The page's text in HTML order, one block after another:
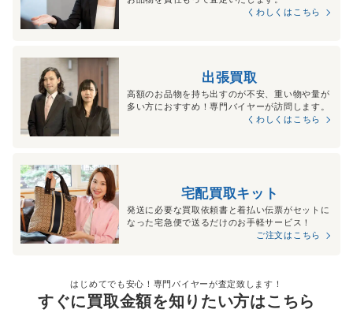
くわしくはこちら
出張買取
高額のお品物を持ち出すのが不安、重い物や量が
多い方におすすめ！専門バイヤーが訪問します。
くわしくはこちら
宅配買取キット
発送に必要な買取依頼書と着払い伝票がセットに
なった宅急便で送るだけのお手軽サービス！
ご注文はこちら
はじめてでも安心！専門バイヤーが査定致します！
すぐに買取金額を知りたい方はこちら